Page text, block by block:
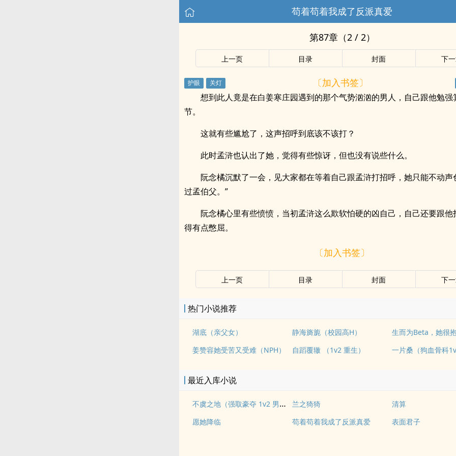
苟着苟着我成了反派真爱
第87章（2 / 2）
上一页 目录 封面 下
〔加入书签〕
想到此人竟是在白姜寒庄园遇到的那个气势汹汹的男人，自己跟他勉强
节。
这就有些尴尬了，这声招呼到底该不该打？
此时孟浒也认出了她，觉得有些惊讶，但也没有说些什么。
阮念橘沉默了一会，见大家都在等着自己跟孟浒打招呼，她只能不动声
过孟伯父。”
阮念橘心里有些愤愤，当初孟浒这么欺软怕硬的凶自己，自己还要跟他
得有点憋屈。
〔加入书签〕
上一页 目录 封面 下
热门小说推荐
湖底（亲父女） 静海旖旎（校园高H）
姜赞容她受苦又受难（NPH） 自蹈覆辙 （1v2 重生） 一片桑（狗血骨科
最近入库小说
不虞之地（强取豪夺 1v2 男替身 包养） 兰之猗猗
清算
愿她降临
苟着苟着我成了反派真爱 表面君子